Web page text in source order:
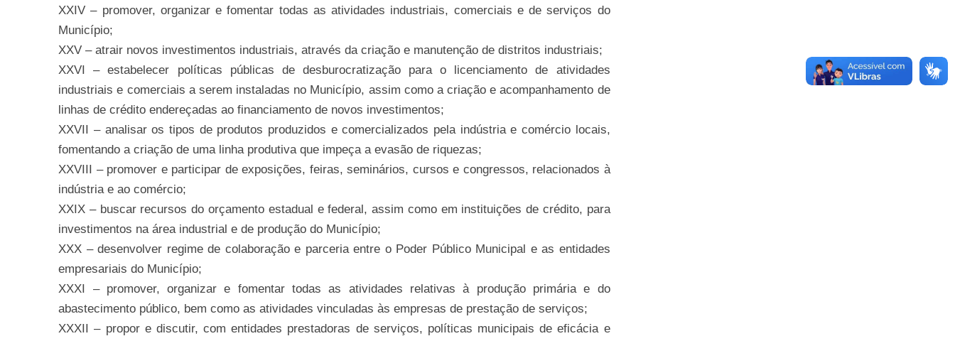
XXIV – promover, organizar e fomentar todas as atividades industriais, comerciais e de serviços do
Município;
XXV – atrair novos investimentos industriais, através da criação e manutenção de distritos industriais;
XXVI – estabelecer políticas públicas de desburocratização para o licenciamento de atividades
industriais e comerciais a serem instaladas no Município, assim como a criação e acompanhamento de
linhas de crédito endereçadas ao financiamento de novos investimentos;
XXVII – analisar os tipos de produtos produzidos e comercializados pela indústria e comércio locais,
fomentando a criação de uma linha produtiva que impeça a evasão de riquezas;
XXVIII – promover e participar de exposições, feiras, seminários, cursos e congressos, relacionados à
indústria e ao comércio;
XXIX – buscar recursos do orçamento estadual e federal, assim como em instituições de crédito, para
investimentos na área industrial e de produção do Município;
XXX – desenvolver regime de colaboração e parceria entre o Poder Público Municipal e as entidades
empresariais do Município;
XXXI – promover, organizar e fomentar todas as atividades relativas à produção primária e do
abastecimento público, bem como as atividades vinculadas às empresas de prestação de serviços;
XXXII – propor e discutir, com entidades prestadoras de serviços, políticas municipais de eficácia e